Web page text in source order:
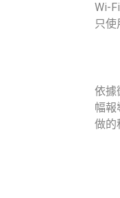
Wi-
只
依據
幅報
做的